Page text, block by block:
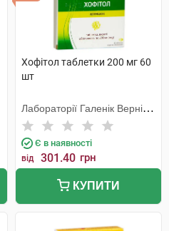
Хофітол таблетки 200 мг 60
шт
Лабораторії Галенік Вернін/
Франція
Є в наявності
від 301.40 грн
КУПИТИ